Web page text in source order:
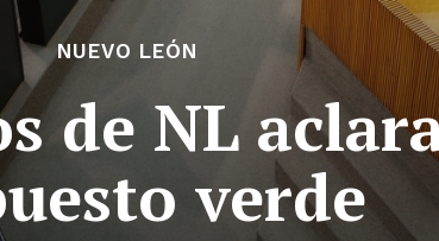
NUEVO LEÓN
de NL
verde